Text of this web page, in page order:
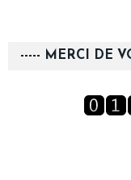
----- MERCI DE